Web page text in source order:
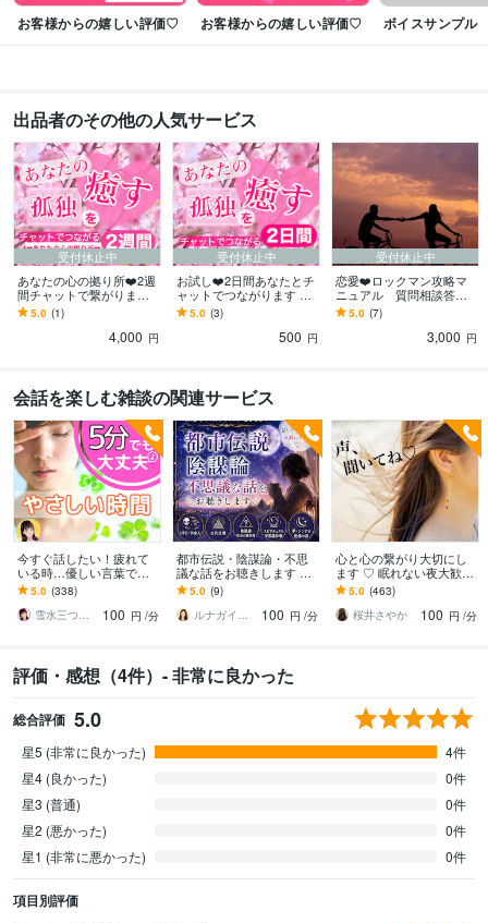
お客様からの嬉しい評価♡ お客様からの嬉しい評価♡ ボイスサンプル
出品者のその他の人気サービス
受付休止中
あなたの心の拠り所❤️2週
間チャットで繋がります
あなたの孤独を癒したい
❤️ひとりじゃないよ❤️い
5.0 (1)
4,000 円
受付休止中
お試し❤️2日間あなたとチ
ャットでつながります ❤️
初回のみ❤️あなたの孤独
を癒したい❤️ひとりじゃ
5.0 (3)
500 円
受付休止中
恋愛❤️ロックマン攻略マ
ニュアル 質問相談答え
ます ㊙️急に心を閉ざす男
の攻略法❤️3日間の質問&
5.0 (7)
3,000 円
会話を楽しむ雑談の関連サービス
今すぐ話したい！疲れて
いる時…優しい言葉で話
します 何でもどうぞ✨愚
痴/恋愛♡/雑談/寂しい/モ
ヤモヤ/楽しい♪
5.0 (338)
雪水三つ葉☘️あったかコミュニケーション
100 円 /分
都市伝説・陰謀論・不思
議な話をお聴きします ☘️
周りに話しづらい話題も
気軽にどうぞ☘️
5.0 (9)
ルナガイド✦ 結月 Yuzuki
100 円 /分
心と心の繋がり大切にし
ます ♡ 眠れない夜大歓迎
♡私もなかなか寝れない
人なの
5.0 (463)
桜井さやか
100 円 /分
評価・感想（4件）- 非常に良かった
総合評価 5.0
星5 (非常に良かった)
4件
星4 (良かった)
0件
星3 (普通)
0件
星2 (悪かった)
0件
星1 (非常に悪かった)
0件
項目別評価